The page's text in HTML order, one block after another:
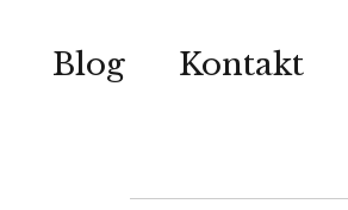
Blog Kontakt